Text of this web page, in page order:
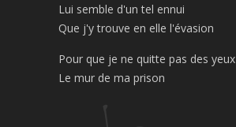
Lui semble d'un tel ennui
Que j'y trouve en elle l'évasion
Pour que je ne quitte pas des yeux
Le mur de ma prison